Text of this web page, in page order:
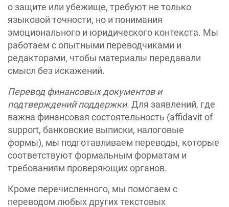
о защите или убежище, требуют не только
языковой точности, но и понимания
эмоционального и юридического контекста. Мы
работаем с опытными переводчиками и
редакторами, чтобы материалы передавали
смысл без искажений.
Перевод финансовых документов и
подтверждений поддержки. Для заявлений, где
важна финансовая состоятельность (affidavit of
support, банковские выписки, налоговые
формы), мы подготавливаем переводы, которые
соответствуют формальным форматам и
требованиям проверяющих органов.
Кроме перечисленного, мы помогаем с
переводом любых других текстовых